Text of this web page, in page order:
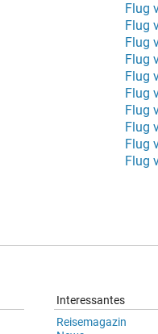
Flug
Flug
Flug
Flug
Flug
Flug
Flug
Flug
Interessantes
Reisemagazin